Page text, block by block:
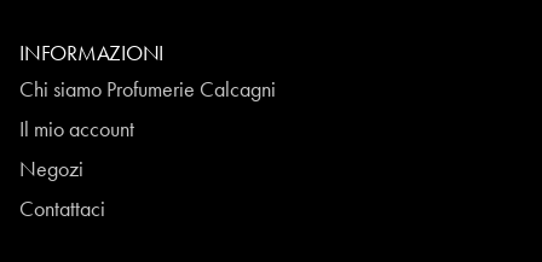
INFORMAZIONI
Chi siamo Profumerie Calcagni
Il mio account
Negozi
Contattaci